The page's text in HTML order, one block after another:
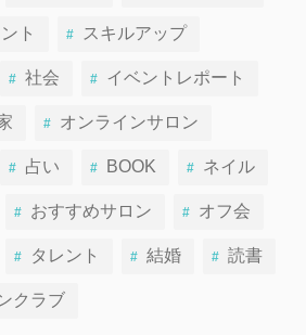
ト スキルアップ
社会 イベントレポート
オンラインサロン
占い BOOK ネイル
おすすめサロン オフ会
タレント 結婚 読書
クラブ